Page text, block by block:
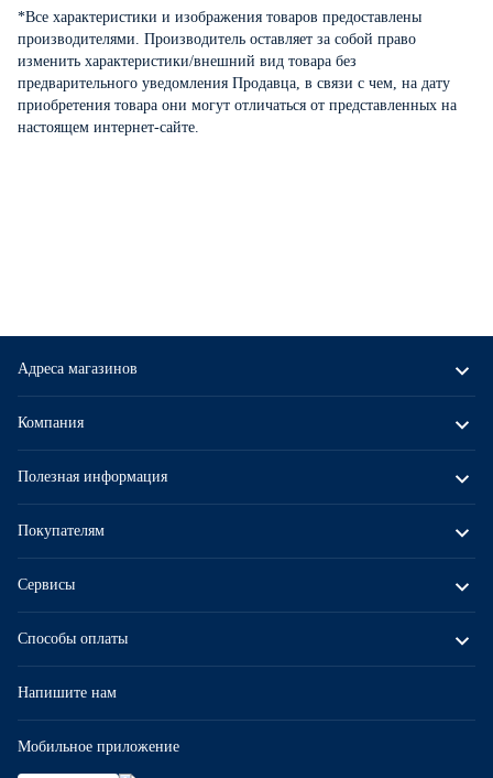
*Все характеристики и изображения товаров предоставлены
производителями. Производитель оставляет за собой право
изменить характеристики/внешний вид товара без
предварительного уведомления Продавца, в связи с чем, на дату
приобретения товара они могут отличаться от представленных на
настоящем интернет-сайте.
Адреса магазинов
Способы оплаты
Мобильное приложение
Компания
Полезная информация
Покупателям
Сервисы
Напишите нам